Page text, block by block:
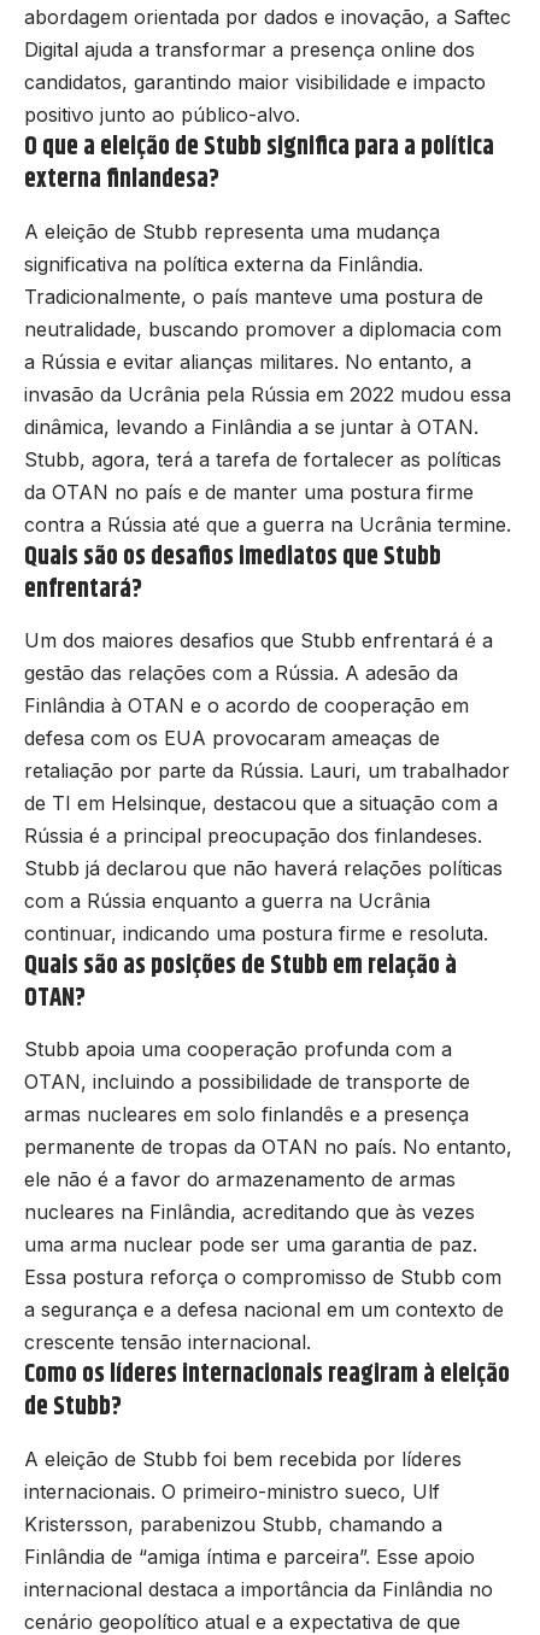
abordagem orientada por dados e inovação, a Saftec
Digital ajuda a transformar a presença online dos
candidatos, garantindo maior visibilidade e impacto
positivo junto ao público-alvo.
O que a eleição de Stubb significa para a política
externa finlandesa?
A eleição de Stubb representa uma mudança
significativa na política externa da Finlândia.
Tradicionalmente, o país manteve uma postura de
neutralidade, buscando promover a diplomacia com
a Rússia e evitar alianças militares. No entanto, a
invasão da Ucrânia pela Rússia em 2022 mudou essa
dinâmica, levando a Finlândia a se juntar à OTAN.
Stubb, agora, terá a tarefa de fortalecer as políticas
da OTAN no país e de manter uma postura firme
contra a Rússia até que a guerra na Ucrânia termine.
Quais são os desafios imediatos que Stubb
enfrentará?
Um dos maiores desafios que Stubb enfrentará é a
gestão das relações com a Rússia. A adesão da
Finlândia à OTAN e o acordo de cooperação em
defesa com os EUA provocaram ameaças de
retaliação por parte da Rússia. Lauri, um trabalhador
de TI em Helsinque, destacou que a situação com a
Rússia é a principal preocupação dos finlandeses.
Stubb já declarou que não haverá relações políticas
com a Rússia enquanto a guerra na Ucrânia
continuar, indicando uma postura firme e resoluta.
Quais são as posições de Stubb em relação à
OTAN?
Stubb apoia uma cooperação profunda com a
OTAN, incluindo a possibilidade de transporte de
armas nucleares em solo finlandês e a presença
permanente de tropas da OTAN no país. No entanto,
ele não é a favor do armazenamento de armas
nucleares na Finlândia, acreditando que às vezes
uma arma nuclear pode ser uma garantia de paz.
Essa postura reforça o compromisso de Stubb com
a segurança e a defesa nacional em um contexto de
crescente tensão internacional.
Como os líderes internacionais reagiram à eleição
de Stubb?
A eleição de Stubb foi bem recebida por líderes
internacionais. O primeiro-ministro sueco, Ulf
Kristersson, parabenizou Stubb, chamando a
Finlândia de “amiga íntima e parceira”. Esse apoio
internacional destaca a importância da Finlândia no
cenário geopolítico atual e a expectativa de que